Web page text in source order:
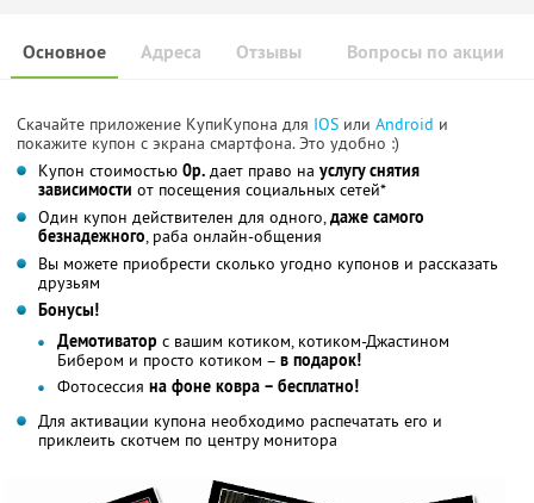
Основное Отзывы Вопросы по акции
Адреса
Скачайте приложение КупиКупона для IOS или Android и
покажите купон с экрана смартфона. Это удобно :)
Купон стоимостью 0р. дает право на услугу снятия
зависимости от посещения социальных сетей*
Один купон действителен для одного,даже самого
безнадежного, раба онлайн-общения
Вы можете приобрести сколько угодно купонов и рассказать
друзьям
Бонусы!
Демотиватор с вашим котиком, котиком-Джастином
Бибером и просто котиком – в подарок!
Фотосессия на фоне ковра – бесплатно!
Для активации купона необходимо распечатать его и
приклеить скотчем по центру монитора